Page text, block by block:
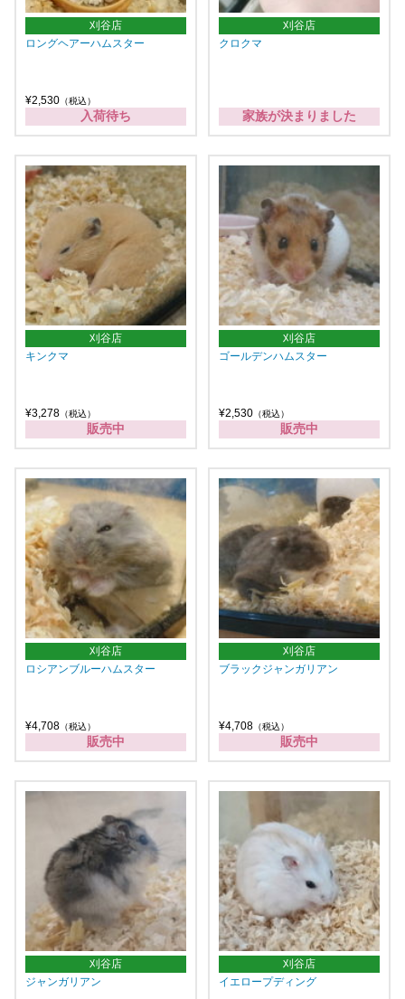
刈谷店
ロングヘアーハムスター
¥2,530 （税込）
入荷待ち
刈谷店
クロクマ
家族が決まりました
刈谷店
キンクマ
¥3,278 （税込）
販売中
刈谷店
ゴールデンハムスター
¥2,530 （税込）
販売中
刈谷店
ロシアンブルーハムスター
¥4,708 （税込）
販売中
刈谷店
ブラックジャンガリアン
¥4,708 （税込）
販売中
刈谷店
ジャンガリアン
刈谷店
イエロープディング